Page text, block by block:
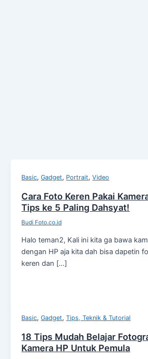
Basic,Gadget, Portrait,Video
Cara Foto Keren Pakai
Tips ke 5 Paling Dahsyat!
Budi Foto.co.id
Halo teman2, Kali ini kita ga bawa
dengan HP aja kita dah bisa dapetin
keren dan […]
Basic,Gadget,Tips, Teknik & Tutorial
18 Tips Mudah Belajar
Kamera HP Untuk Pemula